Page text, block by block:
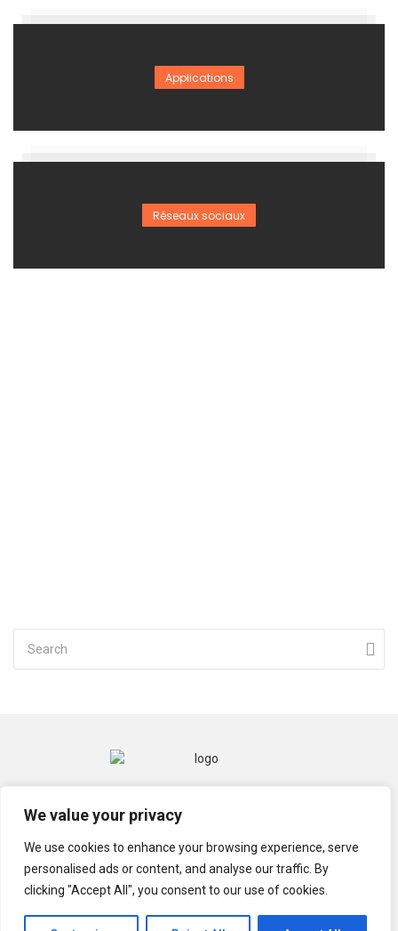
We value your privacy
We use cookies to enhance your browsing experience, serve
personalised ads or content, and analyse our traffic. By
clicking "Accept All", you consent to our use of cookies.
Applications
Réseaux sociaux
CONTACT
MENTIONS LÉGALES